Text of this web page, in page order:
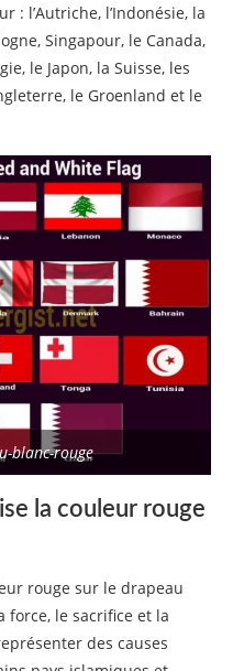
la couleur du
la couleur du
la couleur du
la couleur du
la couleur du
la couleur du
: l’Autriche, l’Indonésie, la
Singapour, le Canada,
le Japon, la Suisse, les
le Groenland et le
blanc-rouge
la couleur rouge
rouge sur le drapeau
le sacrifice et la
des causes